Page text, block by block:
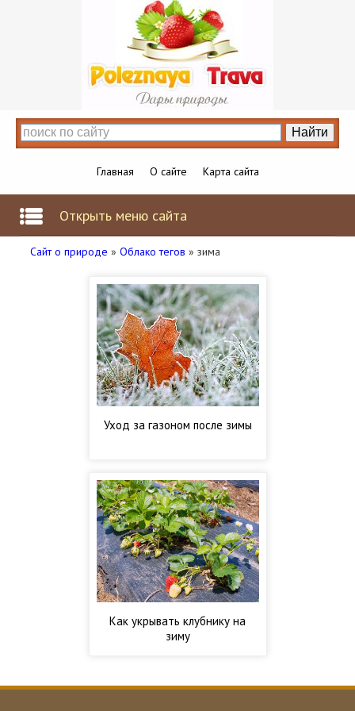
Главная О сайте Карта сайта
Открыть меню сайта
Сайт о природе » Облако тегов » зима
Уход за газоном после зимы
Как укрывать клубнику на
зиму